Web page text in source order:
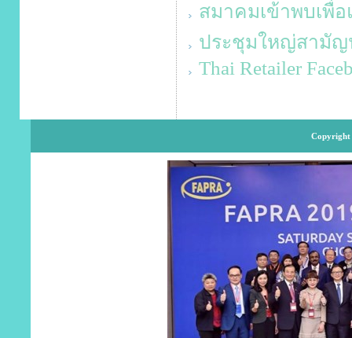
สมาคมเข้าพบเพื่
ประชุมใหญ่สามัญ
Thai Retailer
Copyright